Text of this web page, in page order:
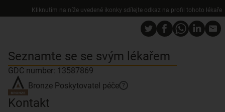
Kliknutím na níže uvedené ikonky sdílejte odkaz na profil tohoto lékaře
Seznamte se se svým lékařem
GDC number: 13587869
Bronze Poskytovatel péče ?
Kontakt